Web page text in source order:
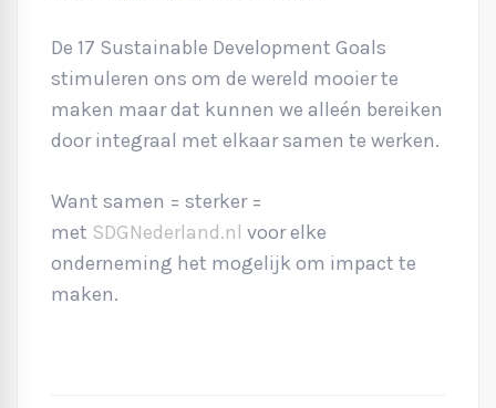
De 17 Sustainable Development Goals
stimuleren ons om de wereld mooier te
maken maar dat kunnen we alleén bereiken
door integraal met elkaar samen te werken.
Want samen = sterker =
met SDGNederland.nl voor elke
onderneming het mogelijk om impact te
maken.